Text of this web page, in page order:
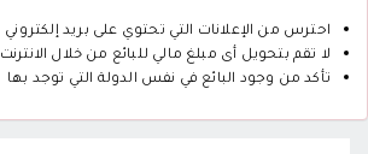
احترس من الإعلانات التي تحتوي على بريد إلكتروني
لا تقم بتحويل أى مبلغ مالي للبائع من خلال الانترنت
تأكد من وجود البائع في نفس الدولة التي توجد بها